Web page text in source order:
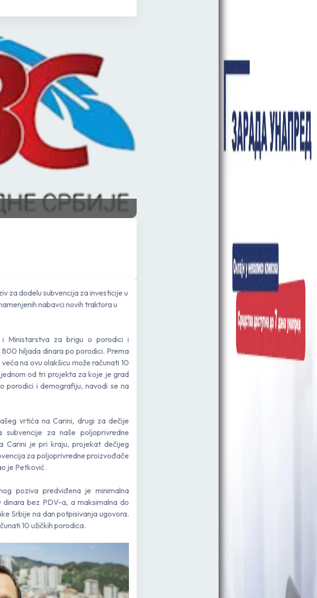
za dodelu subvencija za investicije u
nabavci novih traktora u
Ministarstva za brigu o porodici i
hiljada dinara po porodici. Prema
na ovu olakšicu može računati 10
od tri projekta za koje je grad
porodici i demografiju, navodi se na
vrtića na Carini, drugi za dečije
za naše poljoprivredne
Carini je pri kraju, projekat dečijeg
za poljoprivredne proizvođače
je Petković.
poziva predviđena je minimalna
bez PDV-a, a maksimalna do
Srbije na dan potpisivanja ugovora.
10 užičkih porodica.